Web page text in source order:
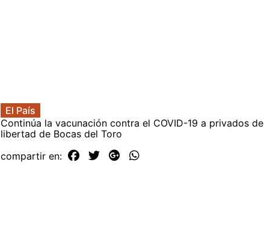
El País
Continúa la vacunación contra el COVID-19 a privados de
libertad de Bocas del Toro
compartir en: